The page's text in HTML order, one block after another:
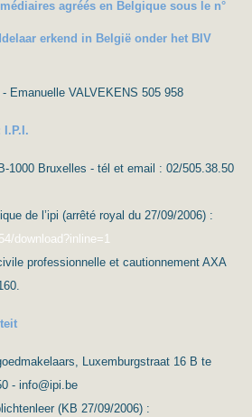
agréés en Belgique sous le n°
erkend in België onder het BIV
Emanuelle VALVEKENS 505 958
1000 Bruxelles - tél et email : 02/505.38.50
de l’ipi (arrêté royal du 27/09/2006) :
download?inline=1
professionnelle et cautionnement AXA
Luxemburgstraat 16 B te
- info@ipi.be
(KB 27/09/2006) :